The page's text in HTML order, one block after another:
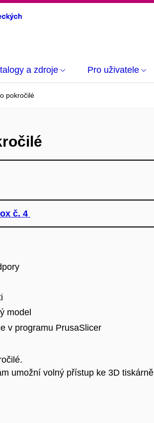
a zdroje Pro uživatele
pokročilé
č. 4
model
v programu PrusaSlicer
umožní volný přístup ke 3D tiskárně